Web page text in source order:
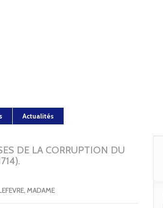
Actualités
DE LA CORRUPTION DU
MADAME